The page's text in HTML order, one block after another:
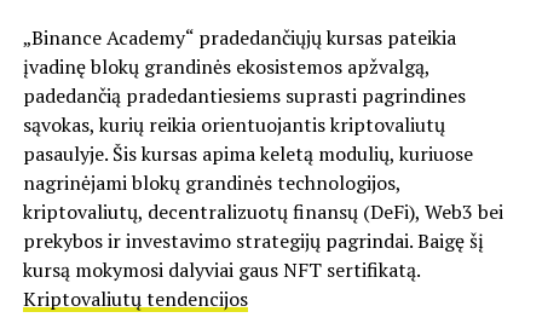
„Binance Academy“ pradedančiųjų kursas pateikia
įvadinę blokų grandinės ekosistemos apžvalgą,
padedančią pradedantiesiems suprasti pagrindines
sąvokas, kurių reikia orientuojantis kriptovaliutų
pasaulyje. Šis kursas apima keletą modulių, kuriuose
nagrinėjami blokų grandinės technologijos,
kriptovaliutų, decentralizuotų finansų (DeFi), Web3 bei
prekybos ir investavimo strategijų pagrindai. Baigę šį
kursą mokymosi dalyviai gaus NFT sertifikatą.
Kriptovaliutų tendencijos